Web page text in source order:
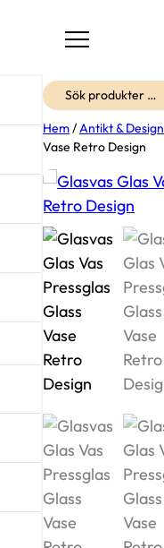
Sök
Hem / Antikt & Design
Vase Retro Design